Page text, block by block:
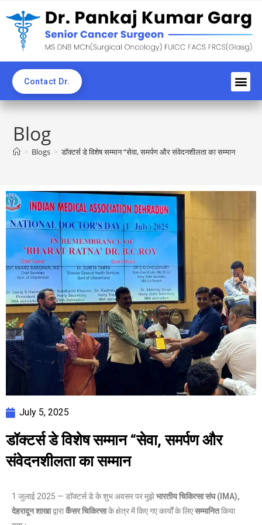
Contact Dr.
Blog
> Blogs > डॉक्टर्स डे विशेष सम्मान “सेवा, समर्पण और संवेदनशीलता का सम्मान
July 5, 2025
डॉक्टर्स डे विशेष सम्मान “सेवा, समर्पण और
संवेदनशीलता का सम्मान
1 जुलाई 2025 — डॉक्टर्स डे के शुभ अवसर पर मुझेभारतीय चिकित्सा संघ (IMA),
देहरादून शाखाद्वाराकैंसर चिकित्साके क्षेत्र में किए गए कार्यों के लिएसम्मानितकिया